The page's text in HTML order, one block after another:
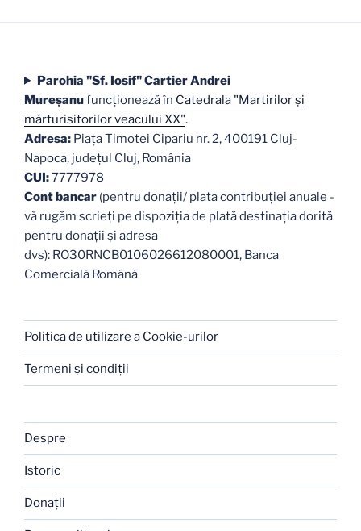
Parohia "Sf. Iosif" Cartier Andrei
Mureşanufuncţionează în Catedrala "Martirilor şi
mărturisitorilor veacului XX".
Adresa: Piaţa Timotei Cipariu nr. 2, 400191 Cluj-
Napoca, judeţul Cluj, România
CUI:7777978
Cont bancar (pentru donații/ plata contribuției anuale -
vă rugăm scrieți pe dispoziția de plată destinația dorită
pentru donații și adresa
dvs): RO30RNCB0106026612080001, Banca
Comercială Română
Politica de utilizare a Cookie-urilor
Termeni şi condiţii
Despre
Istoric
Donaţii